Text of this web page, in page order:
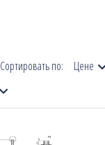
Сортировать по:
Цене